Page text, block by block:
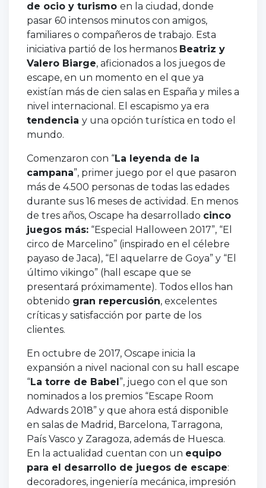
de ocio y turismo en la ciudad, donde
pasar 60 intensos minutos con amigos,
familiares o compañeros de trabajo. Esta
iniciativa partió de los hermanos Beatriz y
Valero Biarge, aficionados a los juegos de
escape, en un momento en el que ya
existían más de cien salas en España y miles a
nivel internacional. El escapismo ya era
tendencia y una opción turística en todo el
mundo.
Comenzaron con “La leyenda de la
campana”, primer juego por el que pasaron
más de 4.500 personas de todas las edades
durante sus 16 meses de actividad. En menos
de tres años, Oscape ha desarrollado cinco
juegos más: “Especial Halloween 2017”, “El
circo de Marcelino” (inspirado en el célebre
payaso de Jaca), “El aquelarre de Goya” y “El
último vikingo” (hall escape que se
presentará próximamente). Todos ellos han
obtenido gran repercusión, excelentes
críticas y satisfacción por parte de los
clientes.
En octubre de 2017, Oscape inicia la
expansión a nivel nacional con su hall escape
“La torre de Babel”, juego con el que son
nominados a los premios “Escape Room
Adwards 2018” y que ahora está disponible
en salas de Madrid, Barcelona, Tarragona,
País Vasco y Zaragoza, además de Huesca.
En la actualidad cuentan con un equipo
para el desarrollo de juegos de escape:
decoradores, ingeniería mecánica, impresión